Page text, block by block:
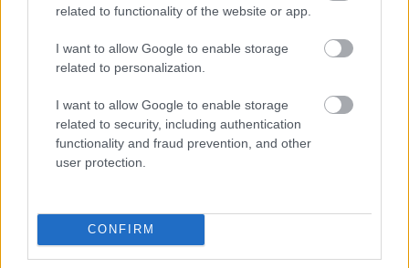
related to functionality of the website or app.
I want to allow Google to enable storage
related to personalization.
I want to allow Google to enable storage
related to security, including authentication
functionality and fraud prevention, and other
user protection.
CONFIRM
Feliratkozom a hírlevélre és elfogadom azadatvédelmi
FELIRATKOZÁS
LEGOLVASOTTABB